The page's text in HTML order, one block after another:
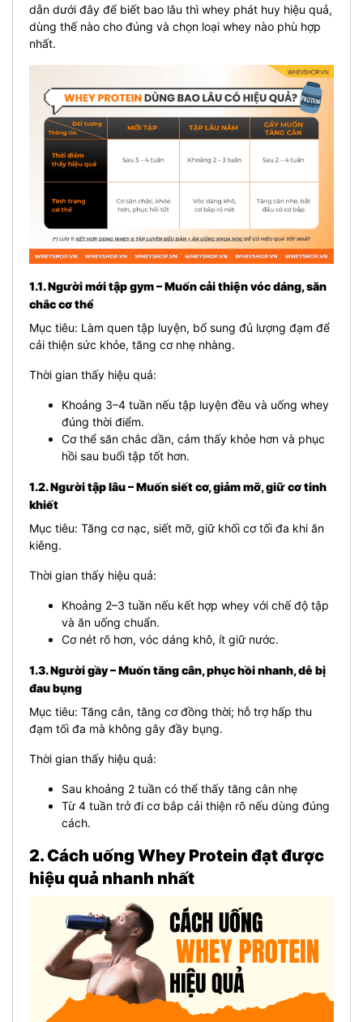
dẫn dưới đây để biết bao lâu thì whey phát huy hiệu quả,
dùng thế nào cho đúng và chọn loại whey nào phù hợp
nhất.
1.1. Người mới tập gym – Muốn cải thiện vóc dáng, săn
chắc cơ thể
Mục tiêu: Làm quen tập luyện, bổ sung đủ lượng đạm để
cải thiện sức khỏe, tăng cơ nhẹ nhàng.
Thời gian thấy hiệu quả:
Khoảng 3–4 tuần nếu tập luyện đều và uống whey
đúng thời điểm.
Cơ thể săn chắc dần, cảm thấy khỏe hơn và phục
hồi sau buổi tập tốt hơn.
1.2. Người tập lâu – Muốn siết cơ, giảm mỡ, giữ cơ tinh
khiết
Mục tiêu: Tăng cơ nạc, siết mỡ, giữ khối cơ tối đa khi ăn
kiêng.
Thời gian thấy hiệu quả:
Khoảng 2–3 tuần nếu kết hợp whey với chế độ tập
và ăn uống chuẩn.
Cơ nét rõ hơn, vóc dáng khô, ít giữ nước.
1.3. Người gầy – Muốn tăng cân, phục hồi nhanh, dễ bị
đau bụng
Mục tiêu: Tăng cân, tăng cơ đồng thời; hỗ trợ hấp thu
đạm tối đa mà không gây đầy bụng.
Thời gian thấy hiệu quả:
Sau khoảng 2 tuần có thể thấy tăng cân nhẹ
Từ 4 tuần trở đi cơ bắp cải thiện rõ nếu dùng đúng
cách.
2. Cách uống Whey Protein đạt được
hiệu quả nhanh nhất